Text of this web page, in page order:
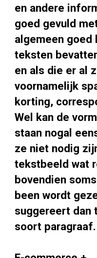
en andere
goed gevuld
algemeen goed
teksten
en als die er al
voornamelijk
korting,
Wel kan de
staan nogal
ze niet nodig
tekstbeeld wat
bovendien
been wordt
suggereert dan
soort paragraaf.